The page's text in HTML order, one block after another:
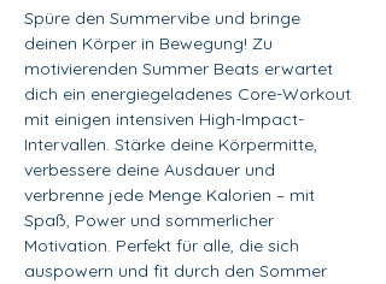
Spüre den Summervibe und bringe
deinen Körper in Bewegung! Zu
motivierenden Summer Beats erwartet
dich ein energiegeladenes Core-Workout
mit einigen intensiven High-Impact-
Intervallen. Stärke deine Körpermitte,
verbessere deine Ausdauer und
verbrenne jede Menge Kalorien – mit
Spaß, Power und sommerlicher
Motivation. Perfekt für alle, die sich
auspowern und fit durch den Sommer